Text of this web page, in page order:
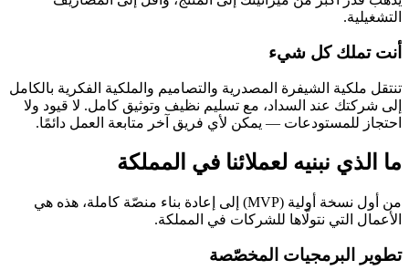
التشغيلية.
أنت تملك كل شيء
تنتقل ملكية الشيفرة المصدرية والتصاميم والملكية الفكرية بالكامل
إلى شركتك عند السداد، مع تسليم نظيف وتوثيق كامل. لا قيود ولا
احتجاز للمستودعات — يمكن لأي فريق آخر متابعة العمل دائمًا.
ما الذي نبنيه لعملائنا في المملكة
من أول نسخة أولية (MVP) إلى إعادة بناء منصّة كاملة، هذه هي
الأعمال التي نتولّاها للشركات في المملكة.
تطوير البرمجيات المخصّصة